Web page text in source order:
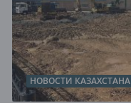
НОВОСТИ КАЗАХСТАНА